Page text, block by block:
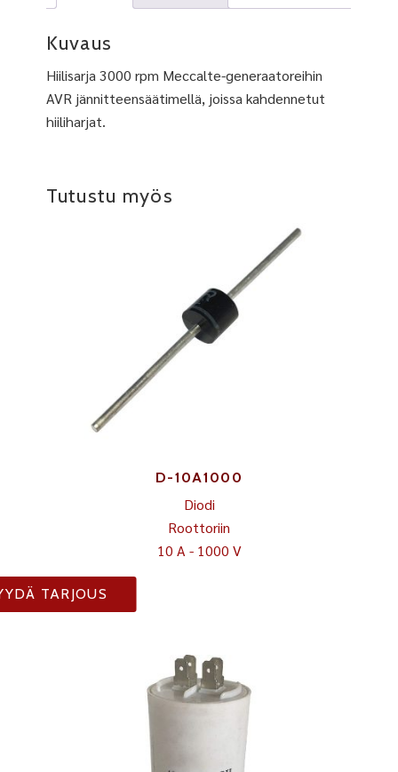
Kuvaus
Hiilisarja 3000 rpm Meccalte-generaatoreihin
AVR jännitteensäätimellä, joissa kahdennetut
hiiliharjat.
Tutustu myös
D-10A1000
Diodi
Roottoriin
10 A - 1000 V
TARJOUS